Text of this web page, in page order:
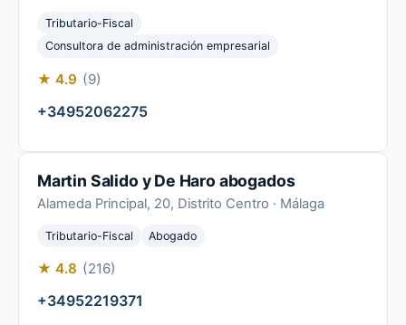
Tributario-Fiscal
Consultora de administración empresarial
★ 4.9 (9)
+34952062275
Martin Salido y De Haro abogados
Alameda Principal, 20, Distrito Centro · Málaga
Tributario-Fiscal Abogado
★ 4.8 (216)
+34952219371